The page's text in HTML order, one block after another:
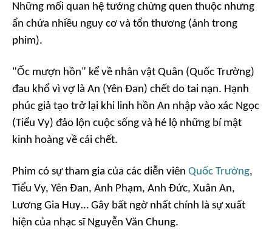
Những mối quan hệ tưởng chừng quen thuộc nhưng
ẩn chứa nhiều nguy cơ và tổn thương (ảnh trong
phim).
"Ốc mượn hồn" kể về nhân vật Quân (Quốc Trường)
đau khổ vì vợ là An (Yên Đan) chết do tai nạn. Hạnh
phúc giả tạo trở lại khi linh hồn An nhập vào xác Ngọc
(Tiểu Vy) đảo lộn cuộc sống và hé lộ những bí mật
kinh hoàng về cái chết.
Phim có sự tham gia của các diễn viên Quốc Trường,
Tiểu Vy, Yên Đan, Anh Phạm, Anh Đức, Xuân An,
Lương Gia Huy… Gây bất ngờ nhất chính là sự xuất
hiện của nhạc sĩ Nguyễn Văn Chung.